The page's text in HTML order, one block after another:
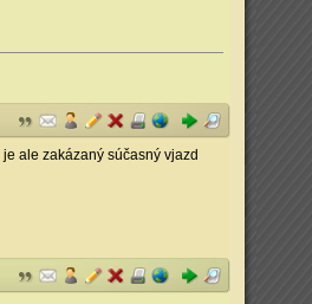
ale zakázaný súčasný vjazd